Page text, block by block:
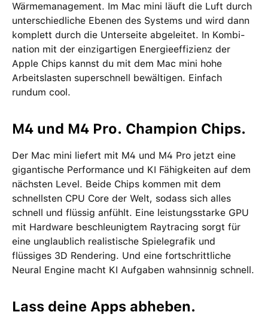
Wärme­management­. Im Mac mini läuft die Luft durch
unter­schied­liche Ebenen des Systems und wird dann
komplett durch die Unterseite abgeleitet. In Kombi­
nation mit der einzig­artigen Energie­effizienz der
Apple Chips kannst du mit dem Mac mini hohe
Arbeits­lasten super­schnell bewältigen. Einfach
rundum cool.
M4 und M4 Pro. Champion Chips.
Der Mac mini liefert mit M4 und M4 Pro jetzt eine
gigantische Performance und KI Fähigkeiten auf dem
nächsten Level. Beide Chips kommen mit dem
schnellsten CPU Core der Welt, sodass sich alles
schnell und flüssig anfühlt. Eine leistungsstarke GPU
mit Hardware beschleunigtem Raytracing sorgt für
eine unglaublich realistische Spiele­grafik und
flüssiges 3D Rendering. Und eine fortschrittliche
Neural Engine macht KI Aufgaben wahnsinnig schnell.
Lass deine Apps abheben.